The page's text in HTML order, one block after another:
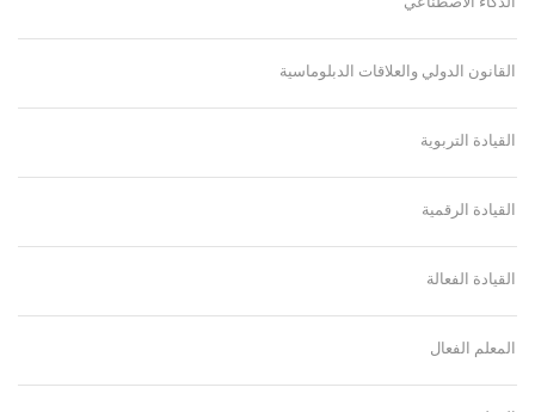
القانون الدولي والعلاقات الدبلوماسية
القيادة التربوية
القيادة الرقمية
القيادة الفعالة
المعلم الفعال